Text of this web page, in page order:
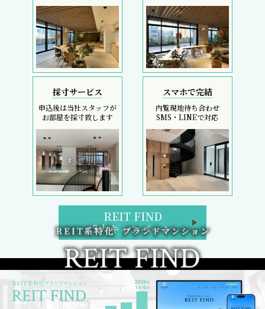
採寸サービス
申込後は当社スタッフが
お部屋を採寸致します
スマホで完結
内覧現地待ち合わせ
SMS・LINEで対応
REIT FIND
5大キャンペーン